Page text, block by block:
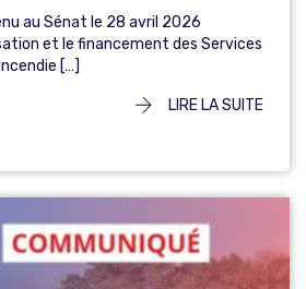
au Sénat le 28 avril 2026
et le financement des Services
[…]
LIRE LA SUITE